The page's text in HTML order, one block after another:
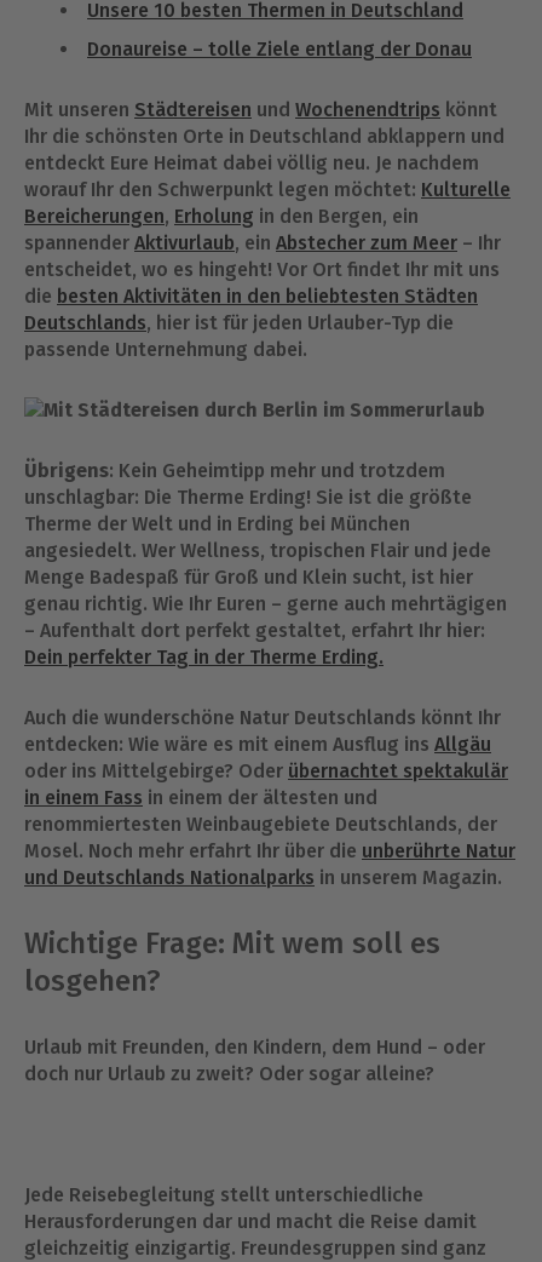
Unsere 10 besten Thermen in Deutschland
Donaureise – tolle Ziele entlang der Donau
Mit unseren Städtereisen und Wochenendtrips könnt
Ihr die schönsten Orte in Deutschland abklappern und
entdeckt Eure Heimat dabei völlig neu. Je nachdem
worauf Ihr den Schwerpunkt legen möchtet: Kulturelle
Bereicherungen, Erholung in den Bergen, ein
spannender Aktivurlaub, ein Abstecher zum Meer – Ihr
entscheidet, wo es hingeht! Vor Ort findet Ihr mit uns
die besten Aktivitäten in den beliebtesten Städten
Deutschlands, hier ist für jeden Urlauber-Typ die
passende Unternehmung dabei.
Übrigens: Kein Geheimtipp mehr und trotzdem
unschlagbar: Die Therme Erding! Sie ist die größte
Therme der Welt und in Erding bei München
angesiedelt. Wer Wellness, tropischen Flair und jede
Menge Badespaß für Groß und Klein sucht, ist hier
genau richtig. Wie Ihr Euren – gerne auch mehrtägigen
– Aufenthalt dort perfekt gestaltet, erfahrt Ihr hier:
Dein perfekter Tag in der Therme Erding.
Auch die wunderschöne Natur Deutschlands könnt Ihr
entdecken: Wie wäre es mit einem Ausflug ins Allgäu
oder ins Mittelgebirge? Oder übernachtet spektakulär
in einem Fass in einem der ältesten und
renommiertesten Weinbaugebiete Deutschlands, der
Mosel. Noch mehr erfahrt Ihr über die unberührte Natur
und Deutschlands Nationalparks in unserem Magazin.
Wichtige Frage: Mit wem soll es
losgehen?
Urlaub mit Freunden, den Kindern, dem Hund – oder
doch nur Urlaub zu zweit? Oder sogar alleine?
Jede Reisebegleitung stellt unterschiedliche
Herausforderungen dar und macht die Reise damit
gleichzeitig einzigartig. Freundesgruppen sind ganz